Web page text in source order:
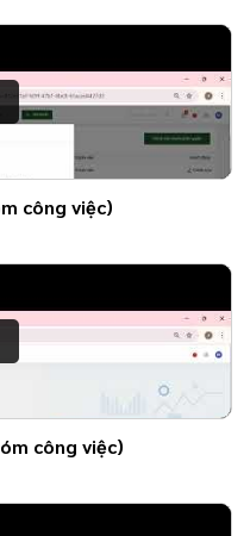
công việc)
công việc)